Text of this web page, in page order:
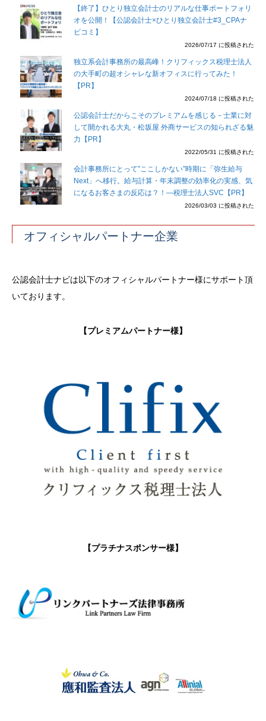
【終了】ひとり独立会計士のリアルな仕事ポートフォリ
オを公開！【公認会計士×ひとり独立会計士#3_CPAナ
ビコミ】
2026/07/17 に投稿された
独立系会計事務所の最高峰！クリフィックス税理士法人
の大手町の超オシャレな新オフィスに行ってみた！
【PR】
2024/07/18 に投稿された
公認会計士だからこそのプレミアムを感じる－士業に対
して開かれる大丸・松坂屋 外商サービスの知られざる魅
力【PR】
2022/05/31 に投稿された
会計事務所にとって”ここしかない”時期に「弥生給与
Next」へ移行。給与計算・年末調整の効率化の実感、気
になるお客さまの反応は？！―税理士法人SVC【PR】
2026/03/03 に投稿された
オフィシャルパートナー企業
公認会計士ナビは以下のオフィシャルパートナー様にサポート頂
いております。
【プレミアムパートナー様】
【プラチナスポンサー様】